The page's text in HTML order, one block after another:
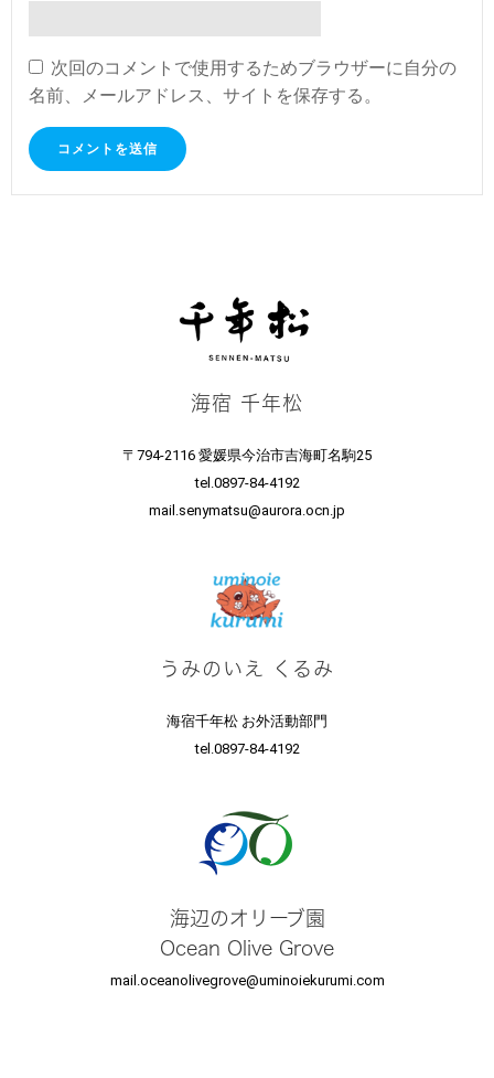
次回のコメントで使用するためブラウザーに自分の
名前、メールアドレス、サイトを保存する。
海宿 千年松
〒794-2116 愛媛県今治市吉海町名駒25
tel.0897-84-4192
mail.senymatsu@aurora.ocn.jp
うみのいえ くるみ
海宿千年松 お外活動部門
tel.0897-84-4192
海辺のオリーブ園
Ocean Olive Grove
mail.oceanolivegrove@uminoiekurumi.com